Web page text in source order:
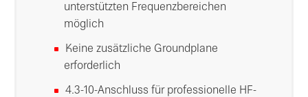
unterstützten Frequenzbereichen
möglich
Keine zusätzliche Groundplane
erforderlich
4.3-10-Anschluss für professionelle HF-